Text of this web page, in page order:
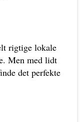
rigtige lokale
Men med lidt
det perfekte